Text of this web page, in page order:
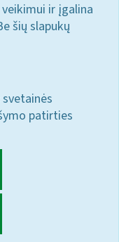
ir įgalina
šių slapukų
patirties